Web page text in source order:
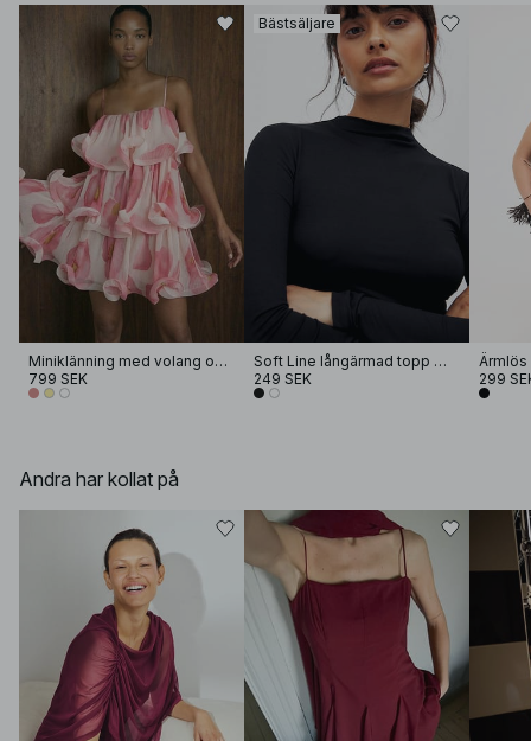
Miniklänning med volang och tryck
799 SEK
Bästsäljare
Soft Line långärmad topp med tratthals
249 SEK
299
Andra har kollat på